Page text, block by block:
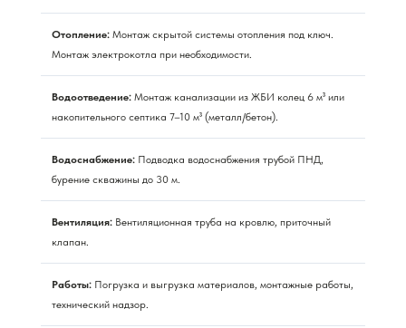
Отопление: Монтаж скрытой системы отопления под ключ.
Монтаж электрокотла при необходимости.
Водоотведение: Монтаж канализации из ЖБИ колец 6 м³ или
накопительного септика 7–10 м³ (металл/бетон).
Водоснабжение: Подводка водоснабжения трубой ПНД,
бурение скважины до 30 м.
Вентиляция: Вентиляционная труба на кровлю, приточный
клапан.
Работы: Погрузка и выгрузка материалов, монтажные работы,
технический надзор.